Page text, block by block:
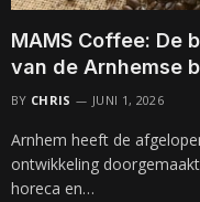
MAMS Coffee: De
van de Arnhemse
BY CHRIS JUNI 1, 2026
Arnhem heeft de
ontwikkeling
horeca en…